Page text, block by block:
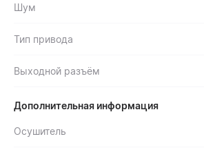
Шум
Тип привода
Выходной разъём
Дополнительная информация
Осушитель